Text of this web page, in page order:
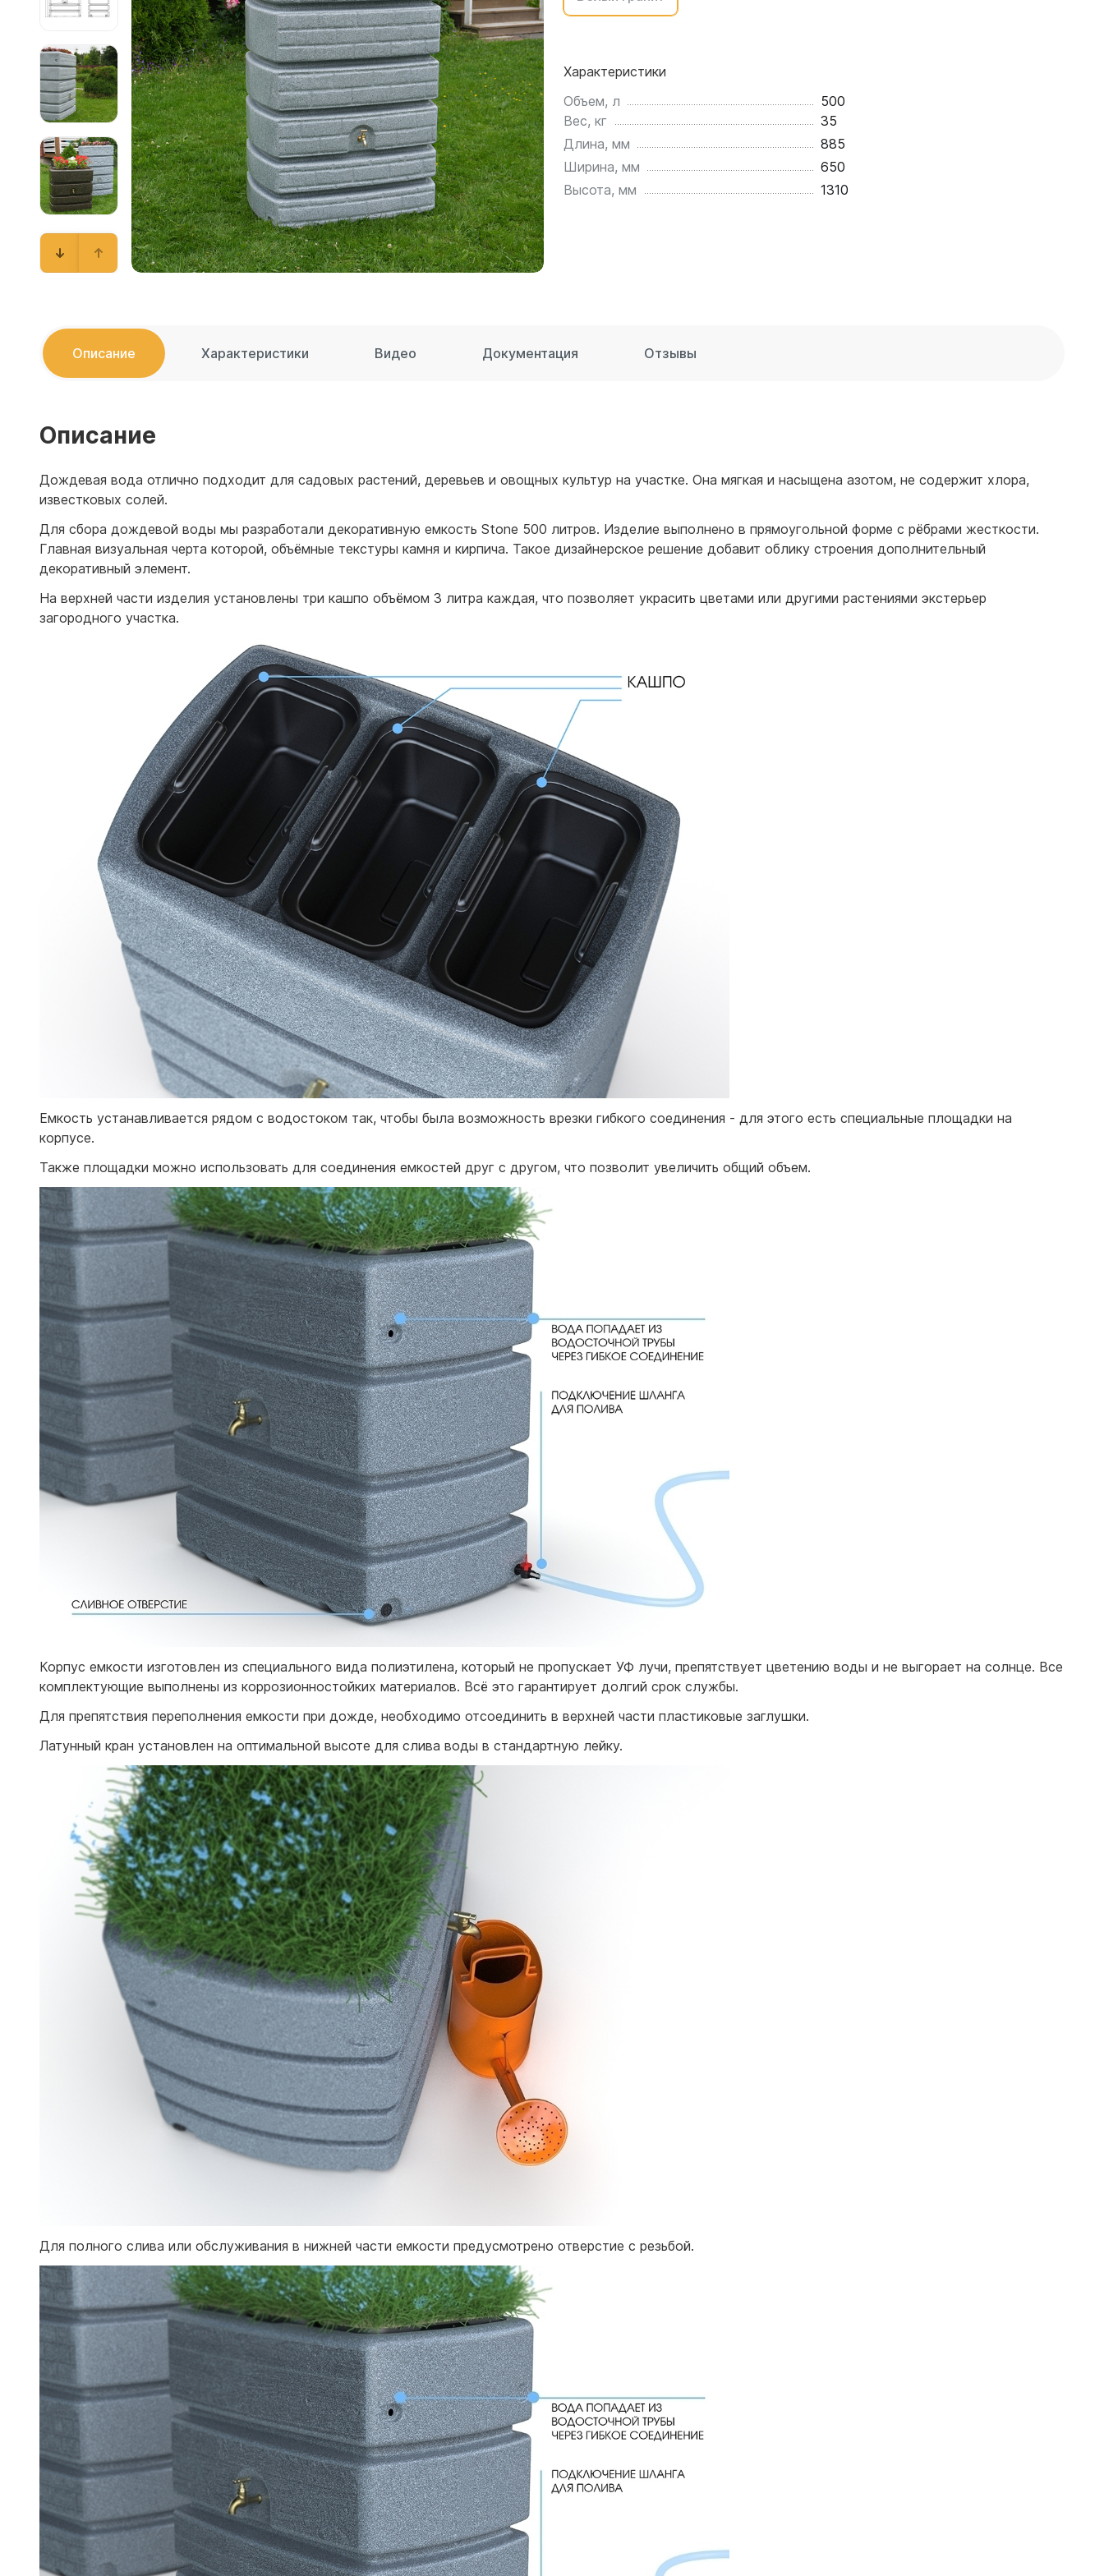
Емкости для воды 4500 литров
Емкости для воды 4000 литров
Емкости для воды 3000 литров
Емкости для воды 2500 литров
Емкости для воды 2000 литров
Емкости для воды 1500 литров
Емкости для воды 1000 литров
Емкости для воды 750 литров
Емкости для воды 600 литров
Емкости для воды 500 литров
Емкости для воды 400 литров
Емкости для воды 300 литров
Емкости для воды 75 литров
ЦКТ для ферментации
Характеристики
Объем, л
500
Вес, кг
35
Длина, мм
885
Ширина, мм
650
Высота, мм
1310
Описание Характеристики Видео Документация Отзывы
Описание
Дождевая вода отлично подходит для садовых растений, деревьев и овощных культур на участке. Она мягкая и насыщена азотом, не содержит хлора,
известковых солей.
Для сбора дождевой воды мы разработали декоративную емкость Stone 500 литров. Изделие выполнено в прямоугольной форме с рёбрами жесткости.
Главная визуальная черта которой, объёмные текстуры камня и кирпича. Такое дизайнерское решение добавит облику строения дополнительный
декоративный элемент.
На верхней части изделия установлены три кашпо объёмом 3 литра каждая, что позволяет украсить цветами или другими растениями экстерьер
загородного участка.
Емкость устанавливается рядом с водостоком так, чтобы была возможность врезки гибкого соединения - для этого есть специальные площадки на
корпусе.
Также площадки можно использовать для соединения емкостей друг с другом, что позволит увеличить общий объем.
Корпус емкости изготовлен из специального вида полиэтилена, который не пропускает УФ лучи, препятствует цветению воды и не выгорает на солнце. Все
комплектующие выполнены из коррозионностойких материалов. Всё это гарантирует долгий срок службы.
Для препятствия переполнения емкости при дожде, необходимо отсоединить в верхней части пластиковые заглушки.
Латунный кран установлен на оптимальной высоте для слива воды в стандартную лейку.
Для полного слива или обслуживания в нижней части емкости предусмотрено отверстие с резьбой.